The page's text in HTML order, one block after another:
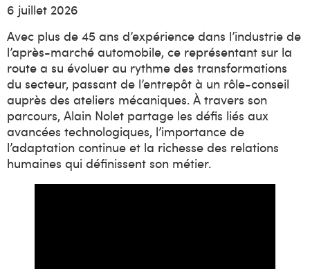
6 juillet 2026
Avec plus de 45 ans d’expérience dans l’industrie de
l’après-marché automobile, ce représentant sur la
route a su évoluer au rythme des transformations
du secteur, passant de l’entrepôt à un rôle-conseil
auprès des ateliers mécaniques. À travers son
parcours, Alain Nolet partage les défis liés aux
avancées technologiques, l’importance de
l’adaptation continue et la richesse des relations
humaines qui définissent son métier.